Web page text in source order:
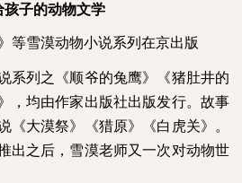
孩子的动物文学
雪漠动物小说系列在京出版
系列之《顺爷的兔鹰》《猪肚井的
，均由作家出版社出版发行。故事
《大漠祭》《猎原》《白虎关》。
出之后，雪漠老师又一次对动物世